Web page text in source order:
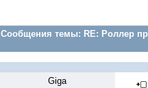
Сообщения темы: RE: Роллер
Giga